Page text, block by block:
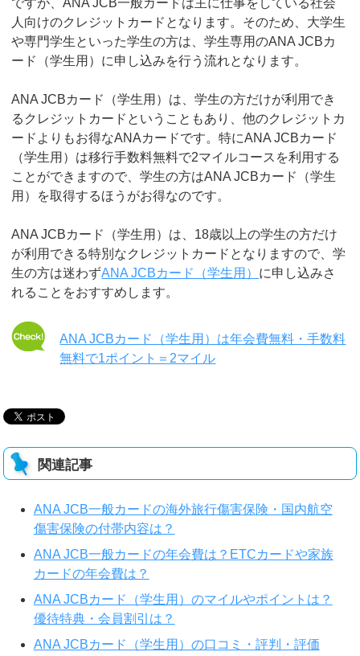
人向けのクレジットカードとなります。そのため、大学生
や専門学生といった学生の方は、学生専用のANA JCBカ
ード（学生用）に申し込みを行う流れとなります。
ANA JCBカード（学生用）は、学生の方だけが利用でき
るクレジットカードということもあり、他のクレジットカ
ードよりもお得なANAカードです。特にANA JCBカード
（学生用）は移行手数料無料で2マイルコースを利用する
ことができますので、学生の方はANA JCBカード（学生
用）を取得するほうがお得なのです。
ANA JCBカード（学生用）は、18歳以上の学生の方だけ
が利用できる特別なクレジットカードとなりますので、学
生の方は迷わずANA JCBカード（学生用） に申し込みさ
れることをおすすめします。
ANA JCBカード（学生用）は年会費無料・手数料
無料で1ポイント＝2マイル
関連記事
ANA JCB一般カードの海外旅行傷害保険・国内航空
傷害保険の付帯内容は？
ANA JCB一般カードの年会費は？ETCカードや家族
カードの年会費は？
ANA JCBカード（学生用）のマイルやポイントは？
優待特典・会員割引は？
ANA JCBカード（学生用）の口コミ・評判・評価